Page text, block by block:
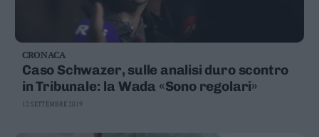
CRONACA
Caso Schwazer, sulle analisi duro scontro
in Tribunale: la Wada «Sono regolari»
12 SETTEMBRE 2019